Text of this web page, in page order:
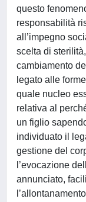
questo
responsabilità
all’impegno
scelta di
cambiamento
legato alle
quale nucleo
relativa al
un figlio
individuato il
gestione del
l’evocazione
annunciato,